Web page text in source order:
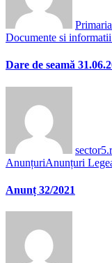
Documente si
Dare de seamă
AnunțuriAnunțuri
Anunț 32/2021